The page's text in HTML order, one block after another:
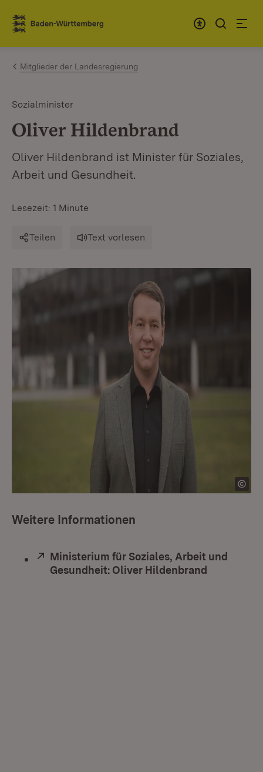
Zum Inhalt springen
Link zur Startseite
Mitglieder der Landesregierung
Sozialminister
Oliver Hildenbrand
Oliver Hildenbrand ist Minister für Soziales,
Arbeit und Gesundheit.
Lesezeit: 1 Minute
Teilen Text vorlesen
Weitere Informationen
Extern:
Ministerium für Soziales, Arbeit und
Gesundheit: Oliver Hildenbrand